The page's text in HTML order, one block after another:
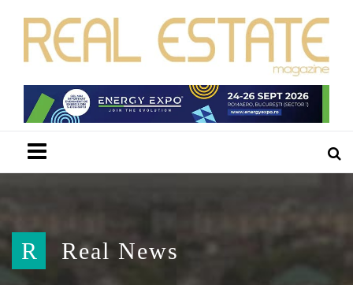
R Real News